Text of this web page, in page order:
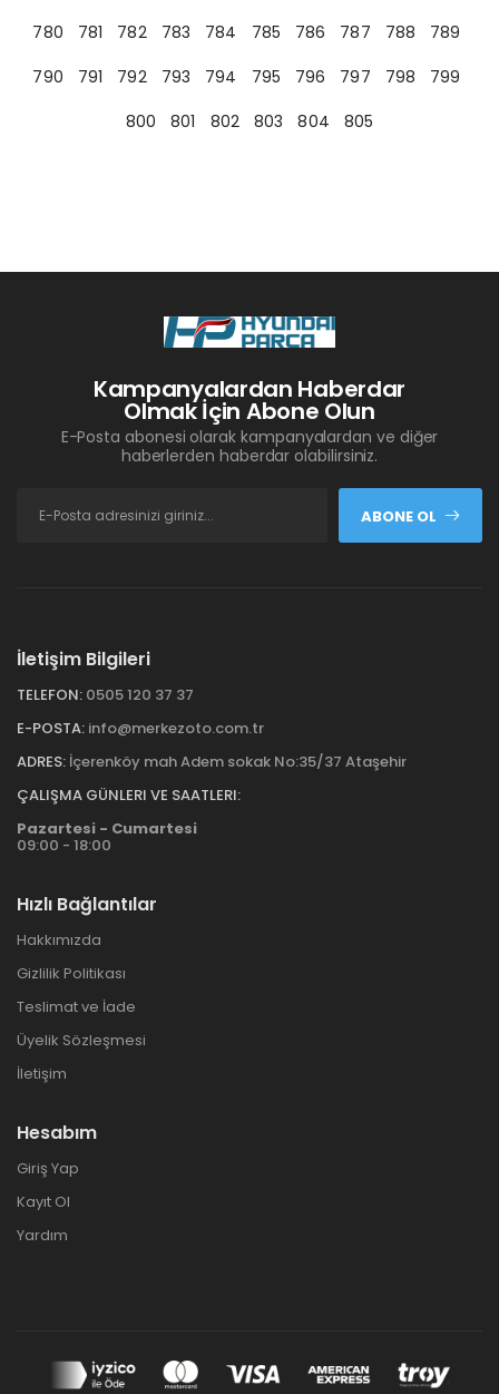
780
781 782 783 784 785 786 787 788
789
790
791 792 793 794 795 796 797 798
799
800
801 802 803 804 805
Kampanyalardan Haberdar
Olmak İçin Abone Olun
E-Posta abonesi olarak kampanyalardan ve diğer
haberlerden haberdar olabilirsiniz.
ABONE OL
İletişim Bilgileri
TELEFON: 0505 120 37 37
E-POSTA: info@merkezoto.com.tr
ADRES: İçerenköy mah Adem sokak No:35/37 Ataşehir
ÇALIŞMA GÜNLERI VE SAATLERI:
Pazartesi - Cumartesi
09:00 - 18:00
Hızlı Bağlantılar
Hakkımızda
Gizlilik Politikası
Teslimat ve İade
Üyelik Sözleşmesi
İletişim
Hesabım
Giriş Yap
Kayıt Ol
Yardım